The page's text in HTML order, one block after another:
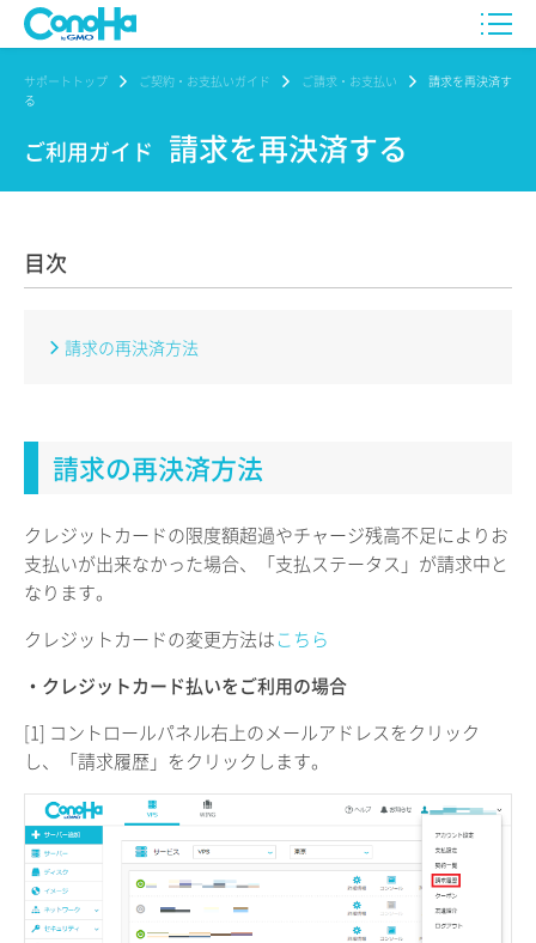
サポートトップ ご契約・お支払いガイド ご請求・お支払い
請求を再決済す
る
ご利用ガイド 請求を再決済する
目次
請求の再決済方法
請求の再決済方法
クレジットカードの限度額超過やチャージ残高不足によりお
支払いが出来なかった場合、「支払ステータス」が請求中と
なります。
クレジットカードの変更方法はこちら
・クレジットカード払いをご利用の場合
[1] コントロールパネル右上のメールアドレスをクリック
し、「請求履歴」をクリックします。